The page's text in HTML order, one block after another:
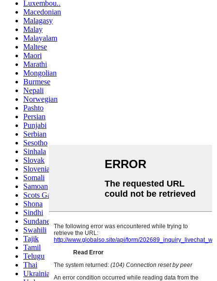
Luxembou..
Macedonian
Malagasy
Malay
Malayalam
Maltese
Maori
Marathi
Mongolian
Burmese
Nepali
Norwegian
Pashto
Persian
Punjabi
Serbian
Sesotho
Sinhala
Slovak
Slovenian
Somali
Samoan
Scots Gaelic
Shona
Sindhi
Sundanese
Swahili
Tajik
Tamil
Telugu
Thai
Ukrainian